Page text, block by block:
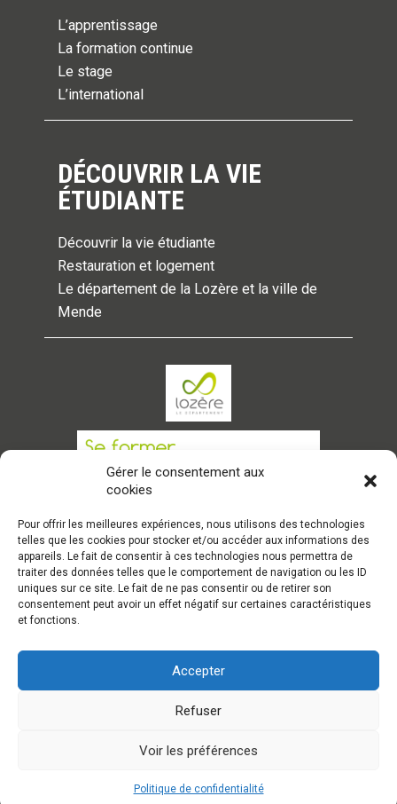
Gérer le consentement aux
cookies
Pour offrir les meilleures expériences, nous utilisons des technologies
telles que les cookies pour stocker et/ou accéder aux informations des
appareils. Le fait de consentir à ces technologies nous permettra de
traiter des données telles que le comportement de navigation ou les ID
uniques sur ce site. Le fait de ne pas consentir ou de retirer son
consentement peut avoir un effet négatif sur certaines caractéristiques
et fonctions.
Accepter
Refuser
Voir les préférences
Politique de confidentialité
L’apprentissage
La formation continue
Le stage
L’international
DÉCOUVRIR LA VIE
ÉTUDIANTE
Découvrir la vie étudiante
Restauration et logement
Le département de la Lozère et la ville de
Mende
CONTACT CANDIDATER
Tous droits réservés à Unîmes Antenne de Mende
Conception & Développement :AFA-Multimedia